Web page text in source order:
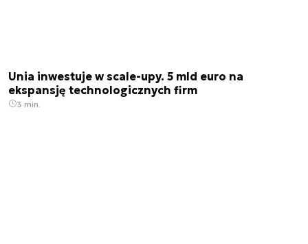
Unia inwestuje w scale-upy. 5 mld euro na
ekspansję technologicznych firm
3 min.